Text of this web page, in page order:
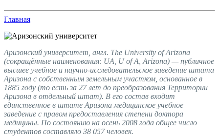
Главная
Аризонский университет, англ. The University of Arizona
(сокращённые наименования: UA, U of A, Arizona) — публичное
высшее учебное и научно-исследовательское заведение штата
Аризона с собственным земельным участком, основанное в
1885 году (то есть за 27 лет до преобразования Территории
Аризона в отдельный штат). В его состав входит
единственное в штате Аризона медицинское учебное
заведение с правом предоставления степени доктора
медицины. По состоянию на осень 2008 года общее число
студентов составляло 38 057 человек.